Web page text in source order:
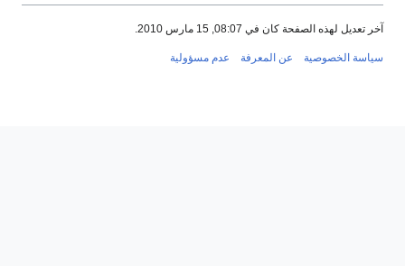
آخر تعديل لهذه الصفحة كان في 08:07, 15 مارس 2010.
سياسة الخصوصية عن المعرفة عدم مسؤولية